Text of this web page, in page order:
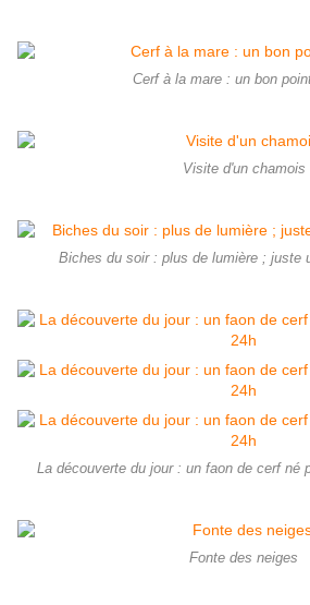
Cerf à la mare : un bon
Visite d'un chamois
Biches du soir : plus de lumière ; juste
La découverte du jour : un faon de cerf né
Fonte des neiges